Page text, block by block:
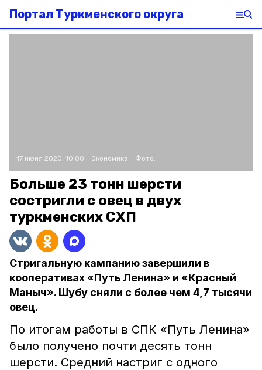
Портал Туркменского округа
17 июня 2020, 10:00 Экономика Фото:
Больше 23 тонн шерсти
состригли с овец в двух
туркменских СХП
Стригальную кампанию завершили в
кооперативах «Путь Ленина» и «Красный
Маныч». Шубу сняли с более чем 4,7 тысячи
овец.
По итогам работы в СПК «Путь Ленина»
было получено почти десять тонн
шерсти. Средний настриг с одного